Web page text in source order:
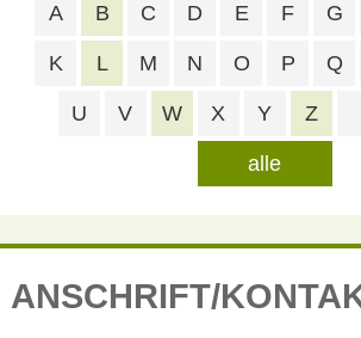
alle
A B C D E F G
K L M N O P Q
U V W X Y Z
ANSCHRIFT/